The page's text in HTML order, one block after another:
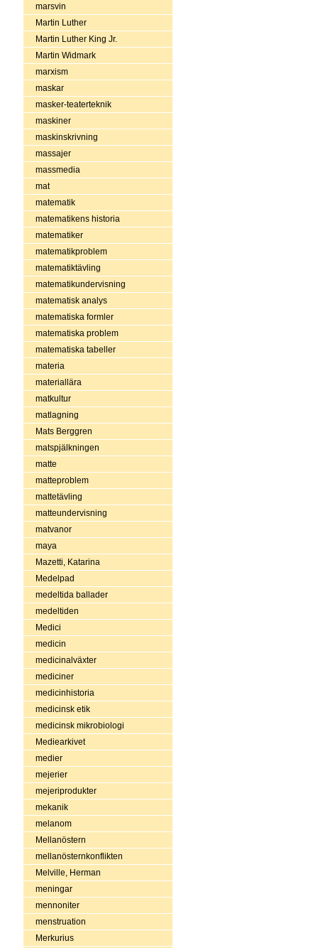
marsvin
Martin Luther
Martin Luther King Jr.
Martin Widmark
marxism
maskar
masker-teaterteknik
maskiner
maskinskrivning
massajer
massmedia
mat
matematik
matematikens historia
matematiker
matematikproblem
matematiktävling
matematikundervisning
matematisk analys
matematiska formler
matematiska problem
matematiska tabeller
materia
materiallära
matkultur
matlagning
Mats Berggren
matspjälkningen
matte
matteproblem
mattetävling
matteundervisning
matvanor
maya
Mazetti, Katarina
Medelpad
medeltida ballader
medeltiden
Medici
medicin
medicinalväxter
mediciner
medicinhistoria
medicinsk etik
medicinsk mikrobiologi
Mediearkivet
medier
mejerier
mejeriprodukter
mekanik
melanom
Mellanöstern
mellanösternkonflikten
Melville, Herman
meningar
mennoniter
menstruation
Merkurius